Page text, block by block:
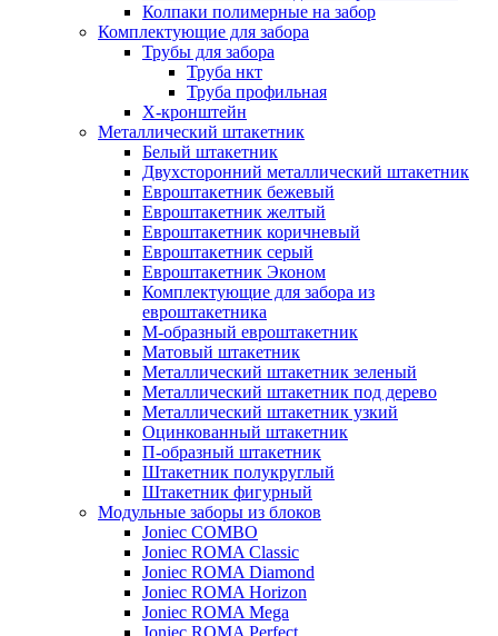
Колпаки полимерные на забор
Комплектующие для забора
Трубы для забора
Труба нкт
Труба профильная
Х-кронштейн
Металлический штакетник
Белый штакетник
Двухсторонний металлический штакетник
Евроштакетник бежевый
Евроштакетник желтый
Евроштакетник коричневый
Евроштакетник серый
Евроштакетник Эконом
Комплектующие для забора из
евроштакетника
М-образный евроштакетник
Матовый штакетник
Металлический штакетник зеленый
Металлический штакетник под дерево
Металлический штакетник узкий
Оцинкованный штакетник
П-образный штакетник
Штакетник полукруглый
Штакетник фигурный
Модульные заборы из блоков
Joniec COMBO
Joniec ROMA Classic
Joniec ROMA Diamond
Joniec ROMA Horizon
Joniec ROMA Mega
Joniec ROMA Perfect